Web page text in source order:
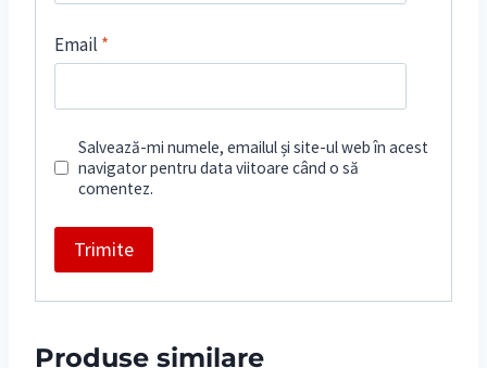
Email *
Salvează-mi numele, emailul și site-ul web în acest
navigator pentru data viitoare când o să
comentez.
Produse similare